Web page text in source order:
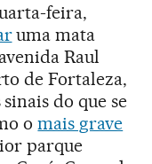
feira,
uma mata
Raul
de Fortaleza,
do que se
omais grave
parque